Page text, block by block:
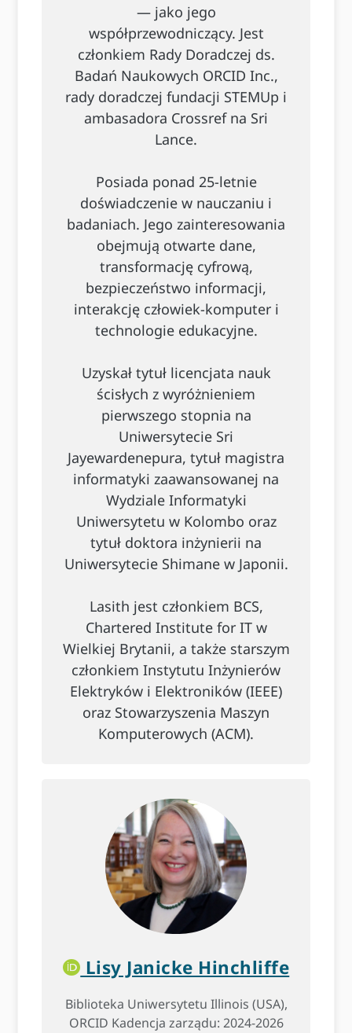
— jako jego
współprzewodniczący. Jest
członkiem Rady Doradczej ds.
Badań Naukowych ORCID Inc.,
rady doradczej fundacji STEMUp i
ambasadora Crossref na Sri
Lance.
Posiada ponad 25-letnie
doświadczenie w nauczaniu i
badaniach. Jego zainteresowania
obejmują otwarte dane,
transformację cyfrową,
bezpieczeństwo informacji,
interakcję człowiek-komputer i
technologie edukacyjne.
Uzyskał tytuł licencjata nauk
ścisłych z wyróżnieniem
pierwszego stopnia na
Uniwersytecie Sri
Jayewardenepura, tytuł magistra
informatyki zaawansowanej na
Wydziale Informatyki
Uniwersytetu w Kolombo oraz
tytuł doktora inżynierii na
Uniwersytecie Shimane w Japonii.
Lasith jest członkiem BCS,
Chartered Institute for IT w
Wielkiej Brytanii, a także starszym
członkiem Instytutu Inżynierów
Elektryków i Elektroników (IEEE)
oraz Stowarzyszenia Maszyn
Komputerowych (ACM).
Lisy Janicke Hinchliffe
Biblioteka Uniwersytetu Illinois (USA),
ORCID Kadencja zarządu: 2024-2026